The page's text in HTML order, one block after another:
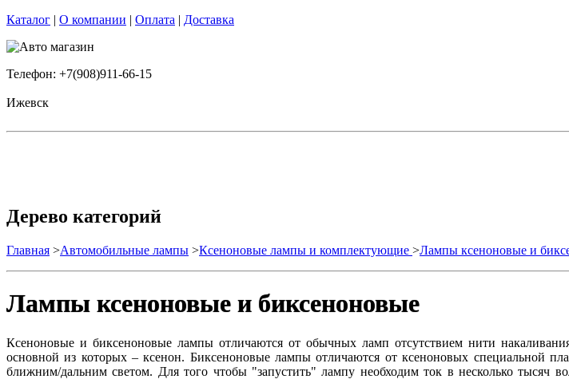
Каталог | О компании | Оплата | Доставка
Телефон: +7(908)911-66-15
Ижевск
Дерево категорий
Главная >Автомобильные лампы >Ксеноновые лампы и комплектующие >Лампы ксеноновые и
Лампы ксеноновые и биксеноновые
Ксеноновые и биксеноновые лампы отличаются от обычных ламп отсутствием нити
основной из которых – ксенон. Биксеноновые лампы отличаются от ксеноновых специальной
ближним/дальним светом. Для того чтобы "запустить" лампу необходим ток в несколько тысяч